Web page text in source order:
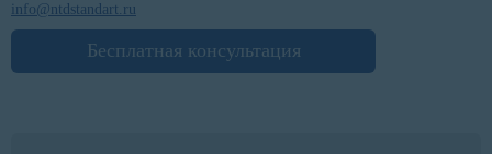
info@ntdstandart.ru
Бесплатная консультация